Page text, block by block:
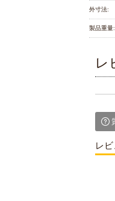
外寸法:
製品重量:
レ
レ